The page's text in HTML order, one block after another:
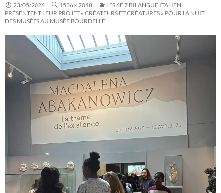
23/05/2026 1536 × 2048
LES 6E 7 BILANGUE ITALIEN
PRÉSENTENT LEUR PROJET « CRÉATEURS ET CRÉATURES » POUR LA NUIT
DES MUSÉES AU MUSÉE BOURDELLE.